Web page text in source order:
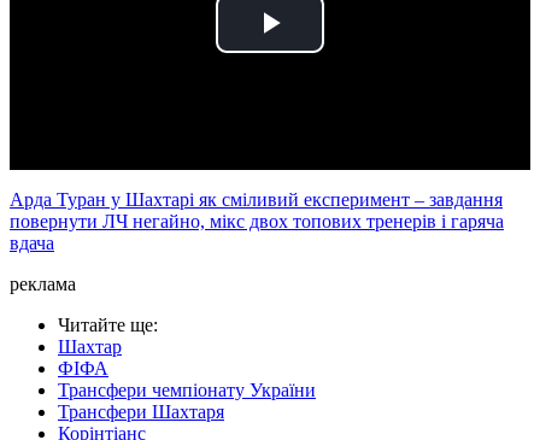
Play
Арда Туран у Шахтарі як сміливий експеримент – завдання
повернути ЛЧ негайно, мікс двох топових тренерів і гаряча
вдача
реклама
Читайте ще:
Шахтар
ФІФА
Трансфери чемпіонату України
Трансфери Шахтаря
Корінтіанс